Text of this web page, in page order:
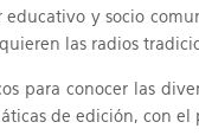
y socio
las radios
para conocer las
de edición, con